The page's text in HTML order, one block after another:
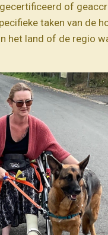
of
taken van de
het land of de regio